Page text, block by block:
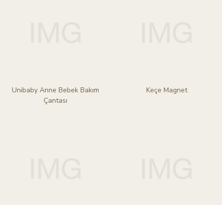
Unibaby Anne Bebek Bakım
Çantası
Keçe Magnet